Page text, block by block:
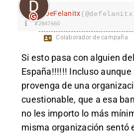
DeFelanitx
#2847660
Colaborador de campaña
Si esto pasa con alguien
España!!!!!! Incluso
provenga de una
cuestionable, que a esa
no les importo lo más
misma organización sentó